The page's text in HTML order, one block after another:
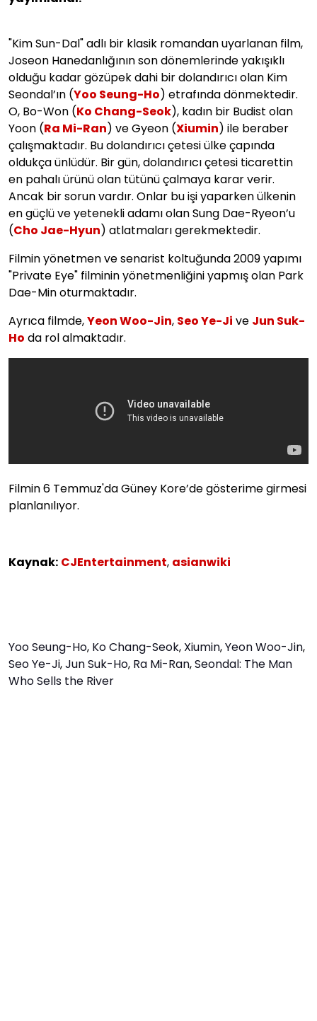
"Kim Sun-Dal" adlı bir klasik romandan uyarlanan film,
Joseon Hanedanlığının son dönemlerinde yakışıklı
olduğu kadar gözüpek dahi bir dolandırıcı olan Kim
Seondal’ın (Yoo Seung-Ho) etrafında dönmektedir.
O, Bo-Won (Ko Chang-Seok), kadın bir Budist olan
Yoon (Ra Mi-Ran) ve Gyeon (Xiumin) ile beraber
çalışmaktadır. Bu dolandırıcı çetesi ülke çapında
oldukça ünlüdür. Bir gün, dolandırıcı çetesi ticarettin
en pahalı ürünü olan tütünü çalmaya karar verir.
Ancak bir sorun vardır. Onlar bu işi yaparken ülkenin
en güçlü ve yetenekli adamı olan Sung Dae-Ryeon’u
(Cho Jae-Hyun) atlatmaları gerekmektedir.
Filmin yönetmen ve senarist koltuğunda 2009 yapımı
"Private Eye" filminin yönetmenliğini yapmış olan Park
Dae-Min oturmaktadır.
Ayrıca filmde,Yeon Woo-Jin, Seo Ye-Ji ve Jun Suk-
Ho da rol almaktadır.
Filmin 6 Temmuz'da Güney Kore’de gösterime girmesi
planlanılıyor.
Kaynak: CJEntertainment, asianwiki
Yoo Seung-Ho, Ko Chang-Seok, Xiumin,Yeon Woo-Jin,
Seo Ye-Ji,Jun Suk-Ho, Ra Mi-Ran,Seondal: The Man
Who Sells the River